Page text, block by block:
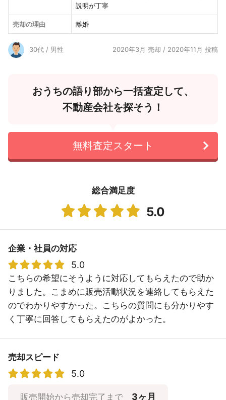
説明が丁寧
売却の理由 離婚
30代 / 男性 2020年3月 売却 / 2020年11月 投稿
おうちの語り部から一括査定して、
不動産会社を探そう！
無料査定スタート
総合満足度
5.0
企業・社員の対応
5.0
こちらの希望にそうように対応してもらえたので助か
りました。こまめに販売活動状況を連絡してもらえた
のでわかりやすかった。こちらの質問にも分かりやす
く丁寧に回答してもらえたのがよかった。
売却スピード
5.0
販売開始から売却完了まで 3ヶ月